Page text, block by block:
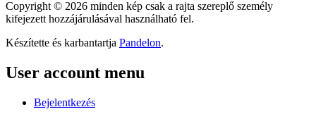
Copyright © 2026 minden kép csak a rajta szereplő személy
kifejezett hozzájárulásával használható fel.
Készítette és karbantartja Pandelon.
User account menu
Bejelentkezés